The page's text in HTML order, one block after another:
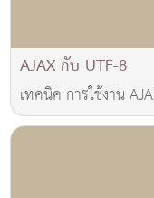
AJAX กับ UTF-8
เทคนิค การใช้งาน